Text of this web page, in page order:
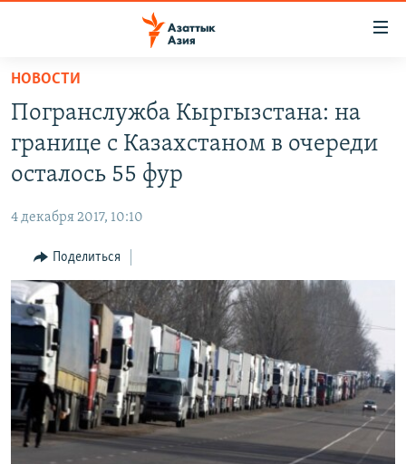
Вернуться
основному
содержанию
Вернутся
главной
навигации
Вернутся
поиску
ЦЕНТРАЛЬНАЯ АЗИЯ
КАЗАХСТАН
ТАДЖИКИСТАН
НОВОСТИ
ВОЙНА В УКРАИНЕ
ҚАЗАҚША
КЫРГЫЗЧА
ЎЗБЕКЧА
ТОҶИКӢ
TÜRKMENÇE
Все сайты РСЕ/РС
НОВОСТИ
Погранслужба Кыргызстана: на
границе с Казахстаном в очереди
осталось 55 фур
4 декабря 2017, 10:10
Поделиться